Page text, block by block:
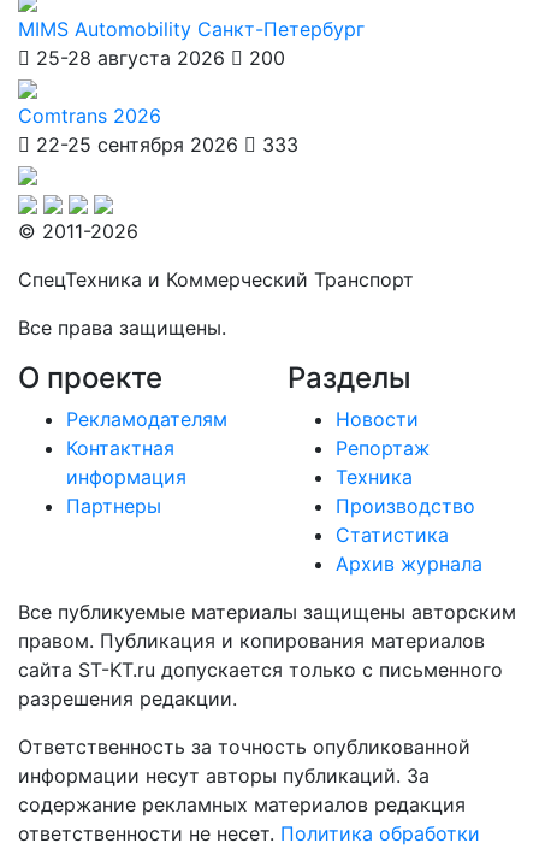
MIMS Automobility Санкт-Петербург
25-28 августа 2026
200
Comtrans 2026
22-25 сентября 2026
333
© 2011-2026
СпецТехника и Коммерческий Транспорт
Все права защищены.
О проекте
Рекламодателям
Контактная
информация
Партнеры
Разделы
Новости
Репортаж
Техника
Производство
Статистика
Архив журнала
Все публикуемые материалы защищены авторским
правом. Публикация и копирования материалов
сайта ST-KT.ru допускается только с письменного
разрешения редакции.
Ответственность за точность опубликованной
информации несут авторы публикаций. За
содержание рекламных материалов редакция
ответственности не несет. Политика обработки